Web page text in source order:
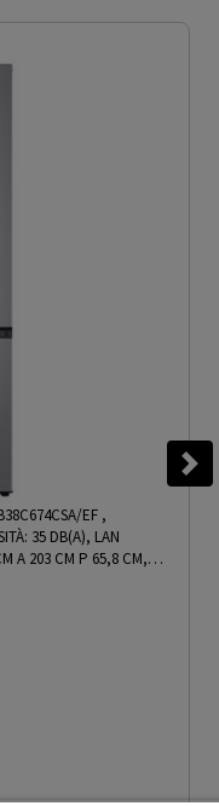
EF ,
35 DB(A), LAN
A 203 CM P 65,8 CM,
- 4.99%